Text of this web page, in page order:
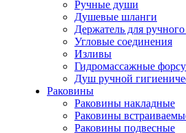
Ручные души
Душевые шланги
Держатель для
Угловые соединения
Изливы
Гидромассажные
Душ ручной
Раковины
Раковины накладные
Раковины
Раковины подвесные